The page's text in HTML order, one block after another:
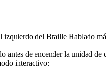
izquierdo del Braille Hablado
antes de encender la unidad de
interactivo: